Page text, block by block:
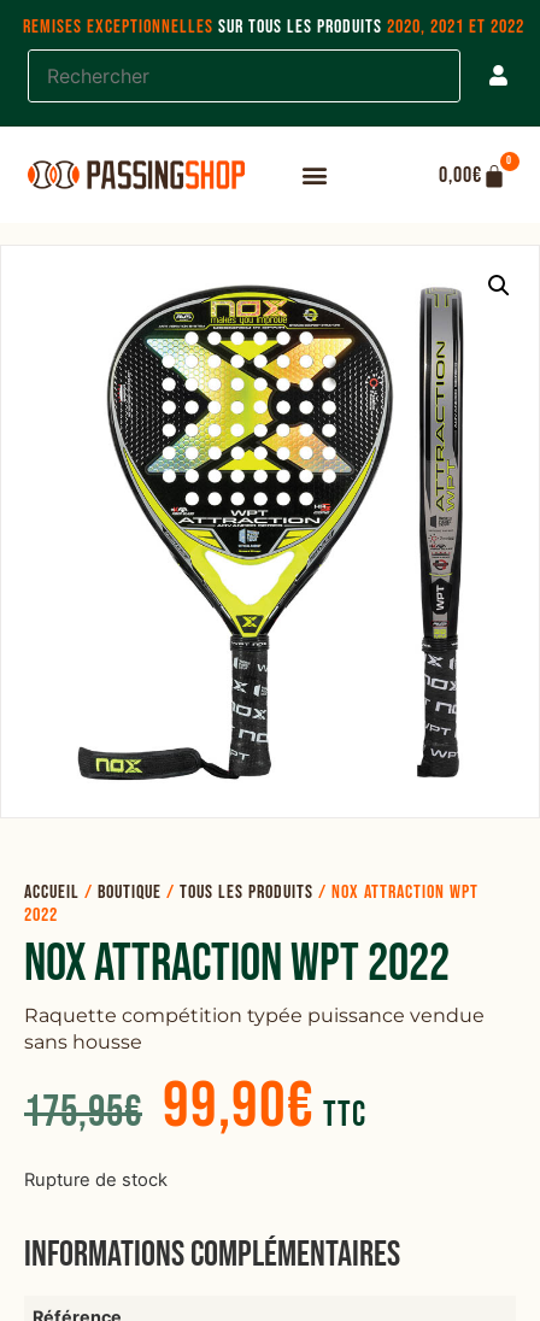
REMISES EXCEPTIONNELLES SUR TOUS LES PRODUITS 2020, 2021 ET 2022
0,00€
0
Accueil / Boutique / Tous les produits / NOX ATTRACTION WPT
2022
NOX ATTRACTION WPT 2022
Raquette compétition typée puissance vendue
sans housse
175,95€ 99,90€ TTC
Rupture de stock
Informations complémentaires
Référence